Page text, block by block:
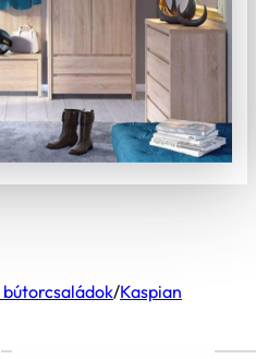
bútorcsaládok/Kaspian